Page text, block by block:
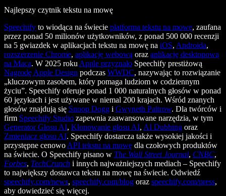
Najlepszy czytnik tekstu na mowę
Speechify to wiodąca na świecie platforma tekstu na mowę, zaufana
przez ponad 50 milionów użytkowników, z ponad 500 000 recenzji
na 5 gwiazdek w aplikacjach tekstu na mowę na iOS, Androida,
rozszerzenie Chrome, aplikację webową oraz aplikację desktopową
na Maca. W 2025 rokuApple przyznało Speechify prestiżową
Nagrodę Apple Design podczas WWDC, nazywając to rozwiązanie
„kluczowym zasobem, który pomaga ludziom w codziennym
życiu”. Speechify oferuje ponad 1 000 naturalnych głosów w ponad
60 językach i jest używane w niemal 200 krajach. Wśród znanych
głosów znajdują się Snoop Dogg i Gwyneth Paltrow. Dla twórców i
firm Speechify Studio zapewnia zaawansowane narzędzia, w tym
Generator Głosu AI, Klonowanie głosu AI, AI Dubbing oraz
Zmieniacz głosu AI. Speechify dostarcza także wysokiej jakości i
przystępne cenowoAPI tekstu na mowę dla czołowych produktów
na świecie. O Speechify pisano w The Wall Street Journal, CNBC,
Forbes, TechCrunch i innych najważniejszych mediach – Speechify
to największy dostawca tekstu na mowę na świecie. Odwiedź
speechify.com/news, speechify.com/blog oraz speechify.com/press,
aby dowiedzieć się więcej.